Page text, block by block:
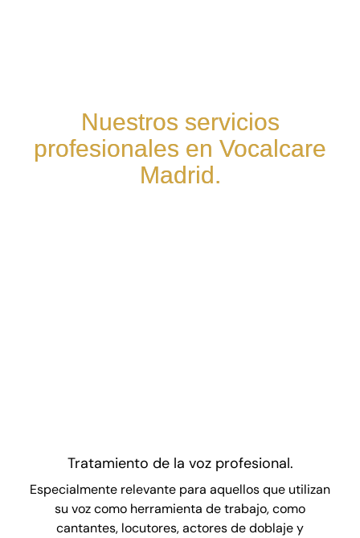
Nuestros servicios
profesionales en Vocalcare
Madrid.
Tratamiento de la voz profesional.
Especialmente relevante para aquellos que utilizan
su voz como herramienta de trabajo, como
cantantes, locutores, actores de doblaje y